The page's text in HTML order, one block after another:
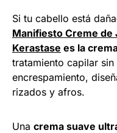
Si tu cabello está
Manifiesto Creme de
Kerastase es la
tratamiento capilar
encrespamiento,
rizados y afros.
Una crema suave